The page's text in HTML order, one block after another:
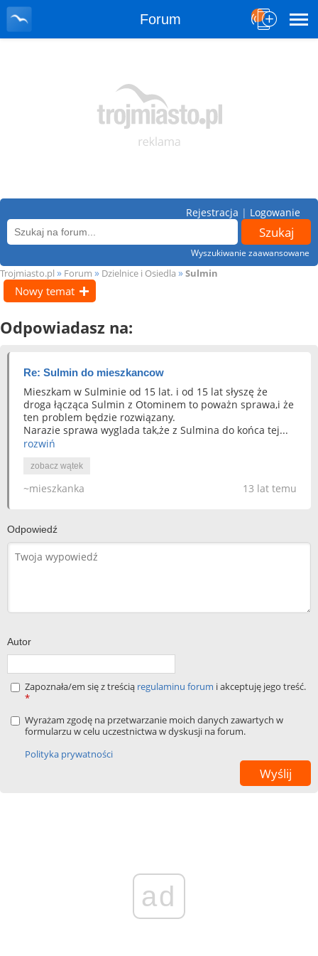
Forum
Wyszukiwanie zaawansowane
Rejestracja | Logowanie
Trojmiasto.pl » Forum » Dzielnice i Osiedla » Sulmin
Nowy temat
Odpowiadasz na:
Re: Sulmin do mieszkancow
Mieszkam w Sulminie od 15 lat. i od 15 lat słyszę że
droga łącząca Sulmin z Otominem to poważn sprawa,i że
ten problem będzie rozwiązany.
Narazie sprawa wyglada tak,że z Sulmina do końca tej...
rozwiń
zobacz wątek
13 lat temu
~mieszkanka
Odpowiedź
Autor
Zapoznała/em się z treścią regulaminu forum i akceptuję jego treść.
*
Wyrażam zgodę na przetwarzanie moich danych zawartych w
formularzu w celu uczestnictwa w dyskusji na forum.
Polityka prywatności
ad